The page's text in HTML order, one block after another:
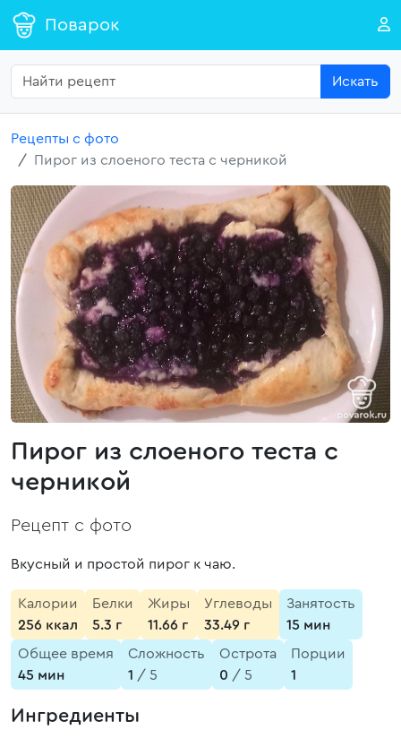
Поварок
Искать
Рецепты с фото
Пирог из слоеного теста с черникой
Пирог из слоеного теста с
черникой
Рецепт с фото
Вкусный и простой пирог к чаю.
Калории
256 ккал
Белки
5.3 г
Жиры
11.66 г
Углеводы
33.49 г
Занятость
15 мин
Общее время
45 мин
Сложность
1 / 5
Острота
0 / 5
Порции
1
Ингредиенты